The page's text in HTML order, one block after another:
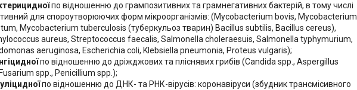
по відношенню до грампозитивних та грамнегативних бактерій, в тому числі
для спороутворюючих форм мікроорганізмів: (Mycobacterium bovis, Mycobacterium
Mycobacterium tuberculosis (туберкульоз тварин) Bacillus subtilis, Bacillus cereus),
aureus, Streptococcus faecalis, Salmonella choleraesuis, Salmonella typhymurium,
aeruginosa, Escherichia сoli, Klebsiella pneumonia, Proteus vulgaris);
по відношенню до дріжджових та пліснявих грибів (Candida spp., Aspergillus
spp., Penicillium spp.);
по відношенню до ДНК- та РНК-вірусів: коронавіруси (збудник трансмісивного